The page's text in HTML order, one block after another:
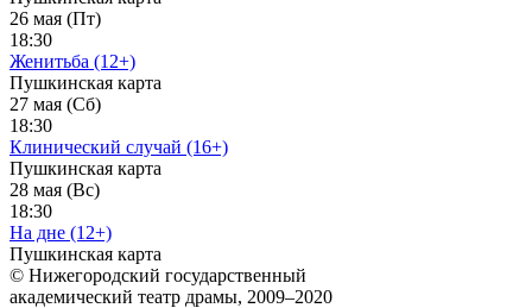
26 мая (Пт)
18:30
Женитьба (12+)
Пушкинская карта
27 мая (Сб)
18:30
Клинический случай (16+)
Пушкинская карта
28 мая (Вс)
18:30
На дне (12+)
Пушкинская карта
© Нижегородский государственный
академический театр драмы, 2009–2020